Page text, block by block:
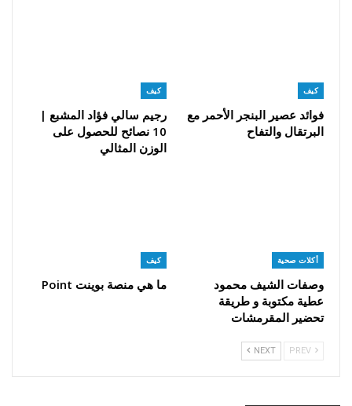
كيف
فوائد عصير البنجر الأحمر مع
البرتقال والتفاح
كيف
رجيم سالي فؤاد المشبع |
10 نصائح للحصول على
الوزن المثالي
أكلات صحية
وصفات الشيف محمود
عطية مكتوبة و طريقة
تحضير المقرمشات
كيف
ما هي منصة بوينت Point
NEXT